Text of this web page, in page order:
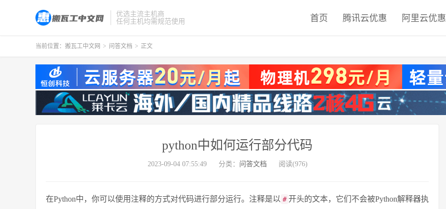
优选主流主机商
任何主机均需规范使用
首页 腾讯云优惠 阿里云优惠
当前位置： 搬瓦工中文网 > 问答文档 > 正文
python中如何运行部分代码
2023-09-04 07:55:49 分类： 问答文档 阅读(976)
在Python中，你可以使用注释的方式对代码进行部分运行。注释是以 # 开头的文本，它们不会被Python解释器执